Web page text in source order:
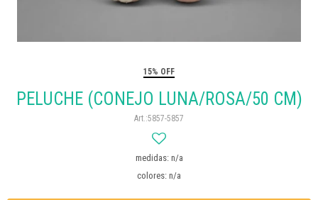
15% OFF
PELUCHE (CONEJO LUNA/ROSA/50 CM)
5857-5857
medidas: n/a
colores: n/a